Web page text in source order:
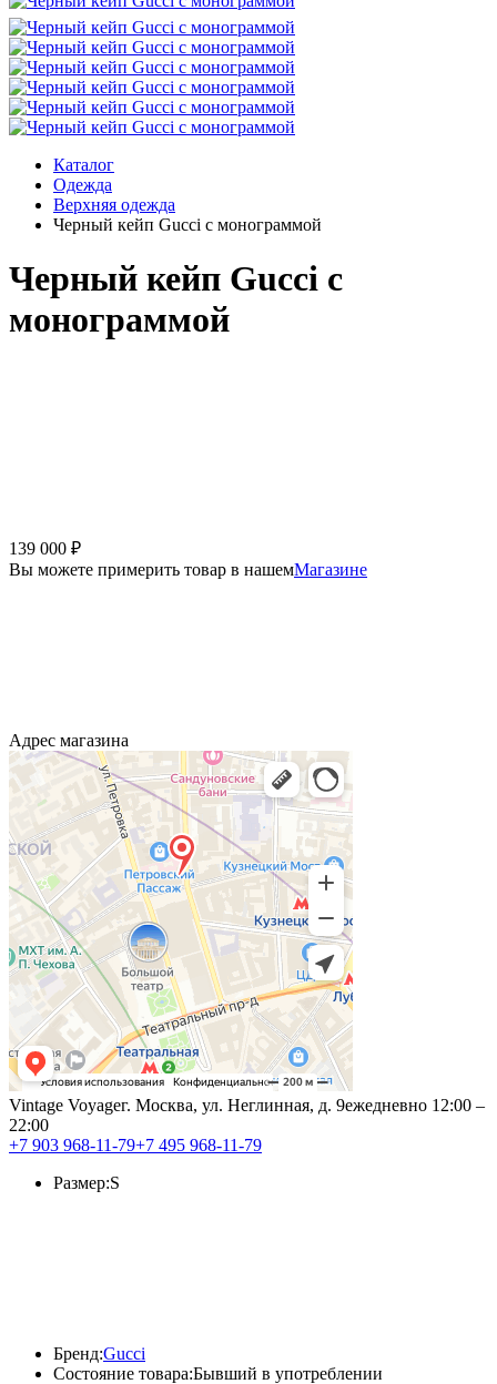
Каталог
Одежда
Верхняя одежда
Черный кейп Gucci с монограммой
Черный кейп Gucci с
монограммой
139 000 ₽
Вы можете примерить товар в нашемМагазине
Адрес магазина
Vintage Voyageг. Москва, ул. Неглинная, д. 9ежедневно 12:00 –
22:00
+7 903 968-11-79+7 495 968-11-79
Состояние товара:Бывший в употреблении
Бренд:Gucci
Размер:S